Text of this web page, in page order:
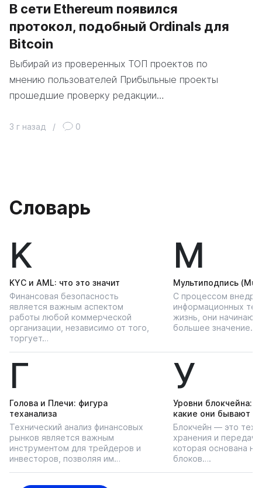
В сети Ethereum появился
протокол, подобный Ordinals для
Bitcoin
Выбирай из проверенных ТОП проектов по
мнению пользователей Прибыльные проекты
прошедшие проверку редакции…
3 г назад / 0
Словарь
K
KYС и AML: что это значит
Финансовая безопасность
является важным аспектом
работы любой коммерческой
организации, независимо от того,
торгует…
М
Мультиподпись
С процессом
информационных
жизнь, они начинают
большее значение…
Г
Голова и Плечи: фигура
теханализа
Технический анализ финансовых
рынков является важным
инструментом для трейдеров и
инвесторов, позволяя им…
У
Уровни блокчейна:
какие они бывают
Блокчейн — это
хранения и
которая основана
блоков….